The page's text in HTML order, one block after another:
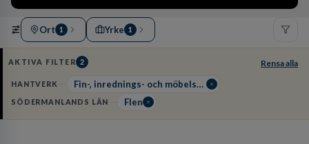
Ort 1 Yrke 1
AKTIVA FILTER 2 Rensa alla
HANTVERK Fin-, inrednings- och möbelsnickare
SÖDERMANLANDS LÄN Flen